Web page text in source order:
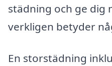
städning och ge dig
verkligen betyder
En storstädning